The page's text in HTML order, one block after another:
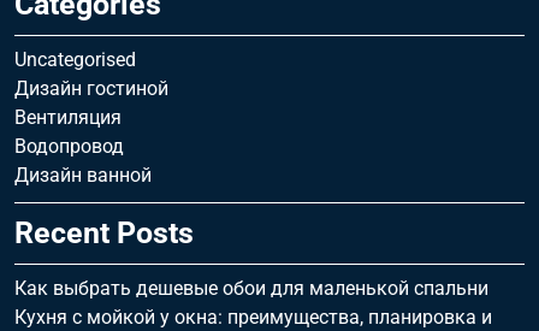
Uncategorised
Дизайн гостиной
Вентиляция
Водопровод
Дизайн ванной
Recent Posts
Как выбрать дешевые обои для маленькой спальни
Кухня с мойкой у окна: преимущества, планировка и